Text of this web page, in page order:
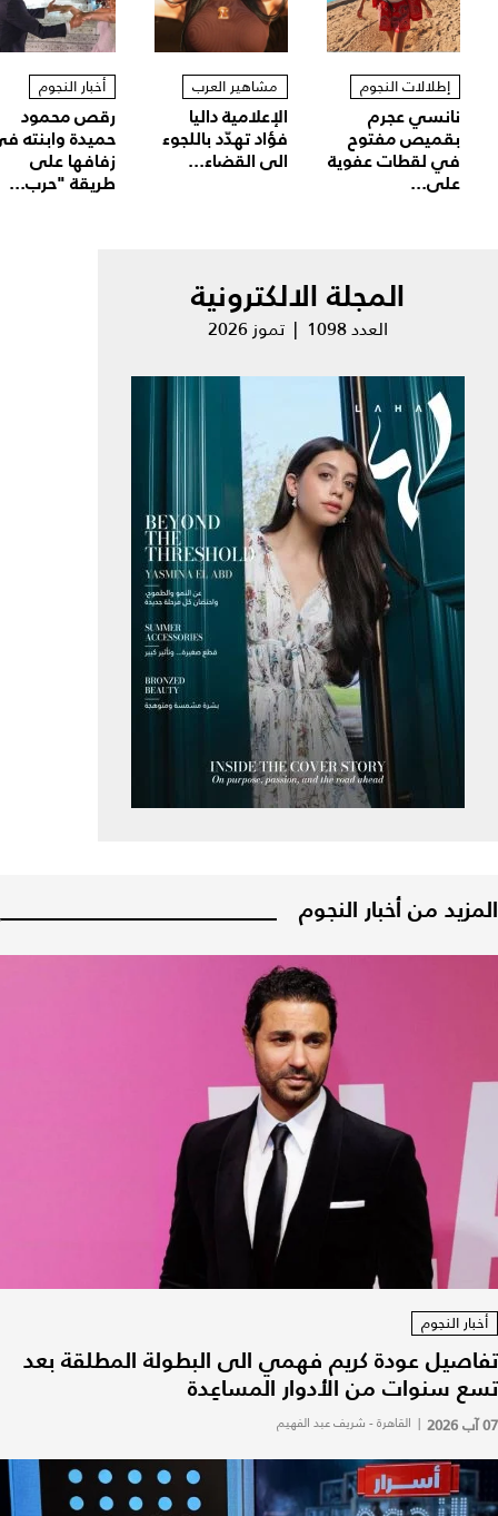
إطلالات النجوم
نانسي عجرم
بقميص مفتوح
في لقطات عفوية
على...
مشاهير العرب
الإعلامية داليا
فؤاد تهدّد باللجوء
الى القضاء...
أخبار النجوم
رقص محمود
حميدة وابنته
زفافها على
طريقة "حرب...
المجلة الالكترونية
العدد 1098 | تموز 2026
المزيد من أخبار النجوم
أخبار النجوم
تفاصيل عودة كريم فهمي الى البطولة المطلقة بعد
تسع سنوات من الأدوار المساعِدة
07 آب 2026 | القاهرة - شريف عبد الفهيم